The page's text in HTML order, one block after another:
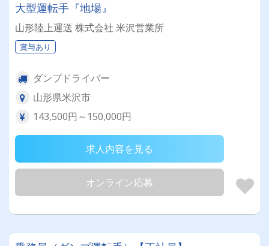
大型運転手『地場』
山形陸上運送 株式会社 米沢営業所
賞与あり
ダンプドライバー
山形県米沢市
143,500円～150,000円
求人内容を見る
オンライン応募